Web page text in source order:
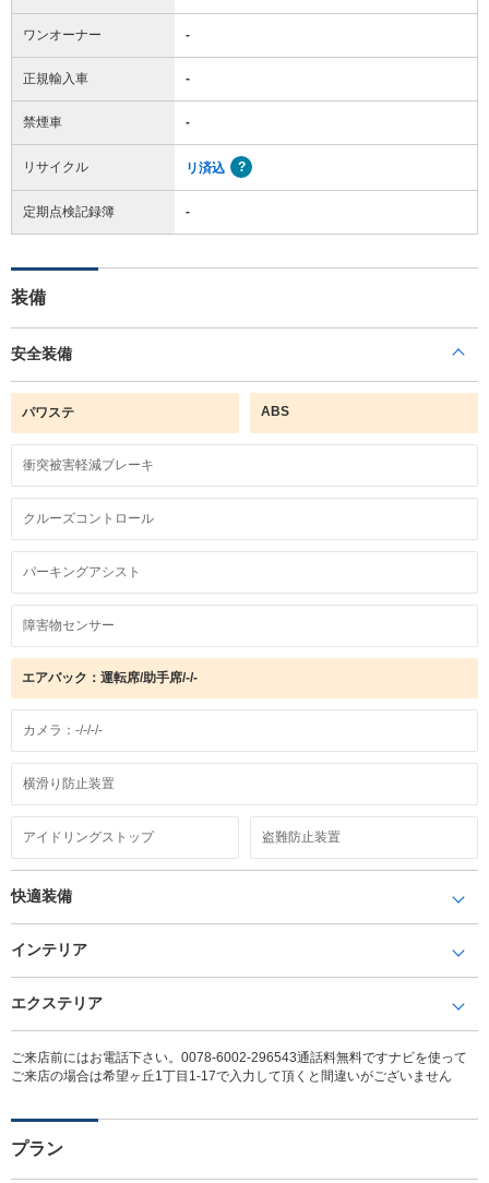
ワンオーナー -
正規輸入車 -
禁煙車 -
リサイクル リ済込
定期点検記録簿 -
装備
安全装備
パワステ ABS
衝突被害軽減ブレーキ
クルーズコントロール
パーキングアシスト
障害物センサー
エアバック：運転席/助手席/-/-
カメラ：-/-/-/-
横滑り防止装置
アイドリングストップ 盗難防止装置
快適装備
インテリア
エクステリア
ご来店前にはお電話下さい。0078-6002-296543通話料無料ですナビを使って
ご来店の場合は希望ヶ丘1丁目1-17で入力して頂くと間違いがございません
プラン